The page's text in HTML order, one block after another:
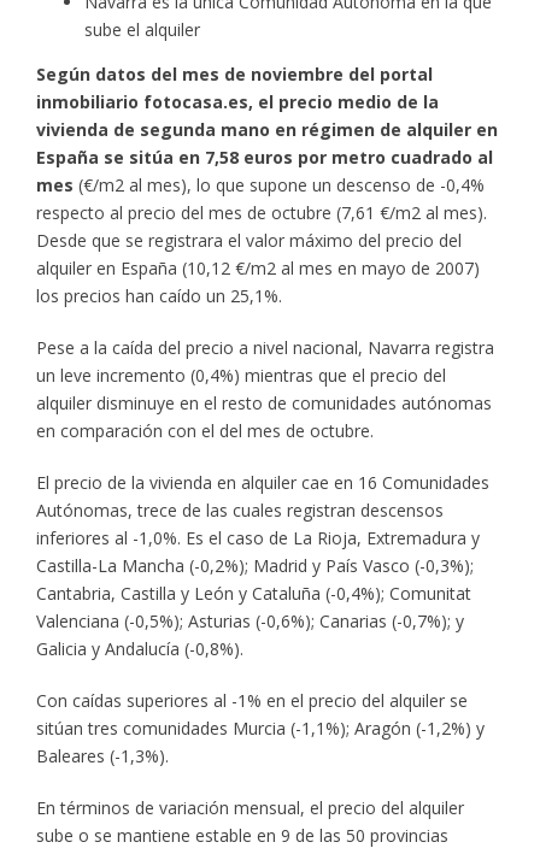
sube el alquiler
Según datos del mes de noviembre del portal
inmobiliario fotocasa.es, el precio medio de la
vivienda de segunda mano en régimen de alquiler en
España se sitúa en 7,58 euros por metro cuadrado al
mes (€/m2 al mes), lo que supone un descenso de -0,4%
respecto al precio del mes de octubre (7,61 €/m2 al mes).
Desde que se registrara el valor máximo del precio del
alquiler en España (10,12 €/m2 al mes en mayo de 2007)
los precios han caído un 25,1%.
Pese a la caída del precio a nivel nacional, Navarra registra
un leve incremento (0,4%) mientras que el precio del
alquiler disminuye en el resto de comunidades autónomas
en comparación con el del mes de octubre.
El precio de la vivienda en alquiler cae en 16 Comunidades
Autónomas, trece de las cuales registran descensos
inferiores al -1,0%. Es el caso de La Rioja, Extremadura y
Castilla-La Mancha (-0,2%); Madrid y País Vasco (-0,3%);
Cantabria, Castilla y León y Cataluña (-0,4%); Comunitat
Valenciana (-0,5%); Asturias (-0,6%); Canarias (-0,7%); y
Galicia y Andalucía (-0,8%).
Con caídas superiores al -1% en el precio del alquiler se
sitúan tres comunidades Murcia (-1,1%); Aragón (-1,2%) y
Baleares (-1,3%).
En términos de variación mensual, el precio del alquiler
sube o se mantiene estable en 9 de las 50 provincias